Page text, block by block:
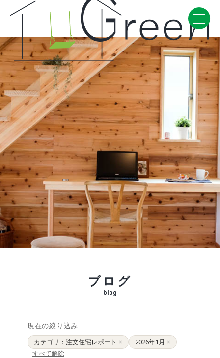
Home
CONCEPT・BUILD
コンセプト
自然素材
家の性能
ラインナップ
WORK
建築実例
VISIT
モデルルーム
イベント
お問い合わせ・資料請求
SNS
ブログ
ブログ
blog
現在の絞り込み
カテゴリ：注文住宅レポート × 2026年1月 ×
すべて解除